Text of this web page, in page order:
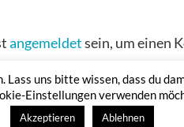
angemeldetsein, um einen
uns bitte wissen, dass du
Einstellungen verwenden
Akzeptieren Ablehnen